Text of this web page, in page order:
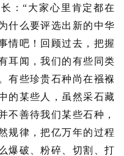
：“大家心里肯定都在
什么要评选出新的中华
情吧！回顾过去，把握
耳闻，我们的有些同类
有些珍贵石种尚在襁褓
的某些人，虽然采石藏
不善待我们某些石种，
规律，把亿万年的过程
爆破、粉碎、切割、打